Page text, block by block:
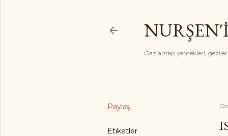
Gaziantep yemekleri,
Paylaş
Etiketler